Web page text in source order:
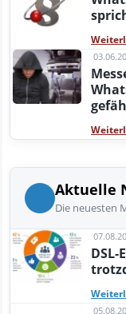
Aktuelle
Die neuesten